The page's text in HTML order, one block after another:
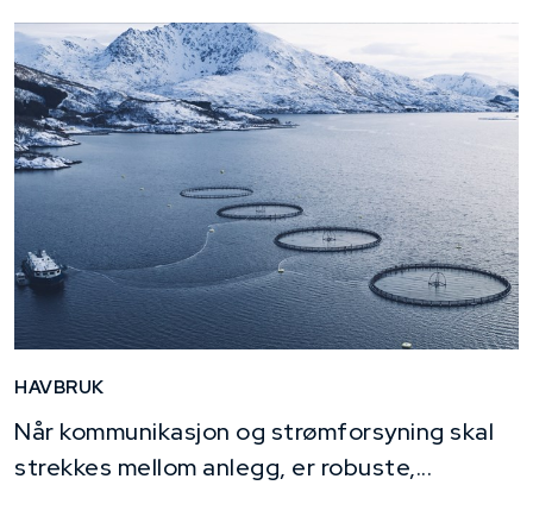
HAVBRUK
Når kommunikasjon og strømforsyning skal
strekkes mellom anlegg, er robuste,...